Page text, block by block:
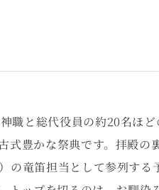
職と総代役員の約20名ほ
豊かな祭典です。拝殿の
の竜笛担当として参列す